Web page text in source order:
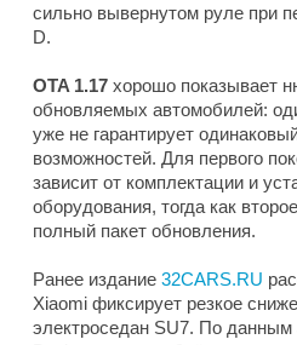
сильно вывернутом руле при
D.
OTA 1.17 хорошо показывает
обновляемых автомобилей:
уже не гарантирует
возможностей. Для первого
зависит от комплектации и
оборудования, тогда как
полный пакет обновления.
Ранее издание 32CARS.RU
Xiaomi фиксирует резкое
электроседан SU7. По данным